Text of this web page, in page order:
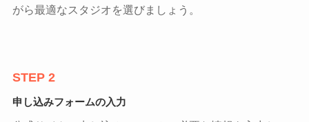
がら最適なスタジオを選びましょう。
STEP 2
申し込みフォームの入力